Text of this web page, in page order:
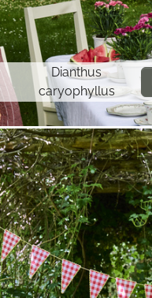
Dianthus
caryophyllus